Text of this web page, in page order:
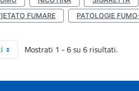
FUMARE
PATOLOGIE
Mostrati 1 - 6 su 6 risultati.